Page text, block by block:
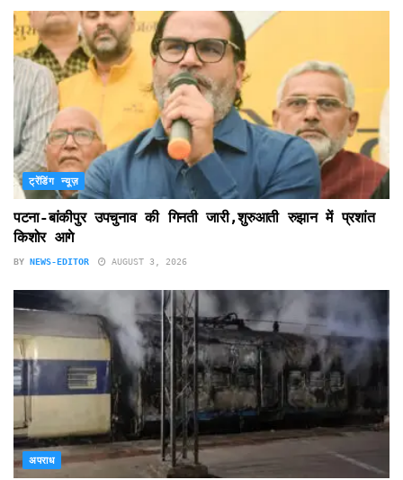
ट्रेंडिंग न्यूज़
पटना-बांकीपुर उपचुनाव की गिनती जारी,शुरुआती रुझान में प्रशांत
किशोर आगे
BY NEWS-EDITOR AUGUST 3, 2026
अपराध